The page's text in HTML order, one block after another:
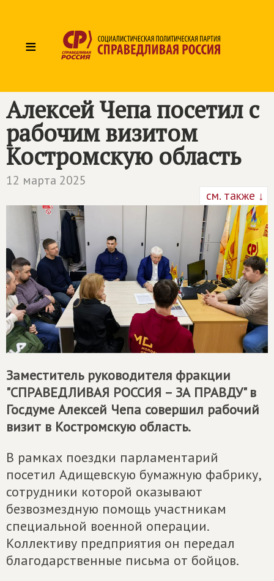
≡
Алексей Чепа посетил с
рабочим визитом
Костромскую область
12 марта 2025
см. также ↓
Заместитель руководителя фракции
"СПРАВЕДЛИВАЯ РОССИЯ – ЗА ПРАВДУ" в
Госдуме Алексей Чепа совершил рабочий
визит в Костромскую область.
В рамках поездки парламентарий
посетил Адищевскую бумажную фабрику,
сотрудники которой оказывают
безвозмездную помощь участникам
специальной военной операции.
Коллективу предприятия он передал
благодарственные письма от бойцов.